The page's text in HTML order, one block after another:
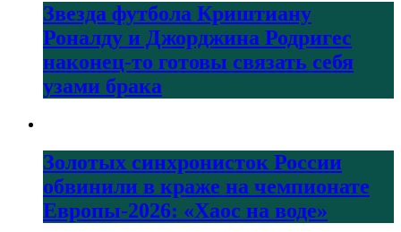
Звезда футбола Криштиану
Роналду и Джорджина Родригес
наконец-то готовы связать себя
узами брака
Золотых синхронисток России
обвинили в краже на чемпионате
Европы-2026: «Хаос на воде»